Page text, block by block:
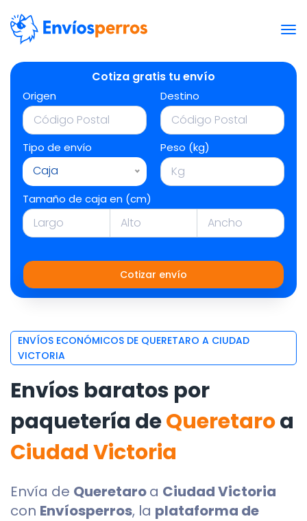
Cotiza gratis tu envío
Origen Destino
Tipo de envío
Caja
Peso (kg)
Tamaño de caja en (cm)
Cotizar envío
ENVÍOS ECONÓMICOS DE QUERETARO A CIUDAD
VICTORIA
Envíos baratos por
paquetería deQueretaroa
Ciudad Victoria
Envía de Queretaroa Ciudad Victoria
con Envíosperros, la plataforma de